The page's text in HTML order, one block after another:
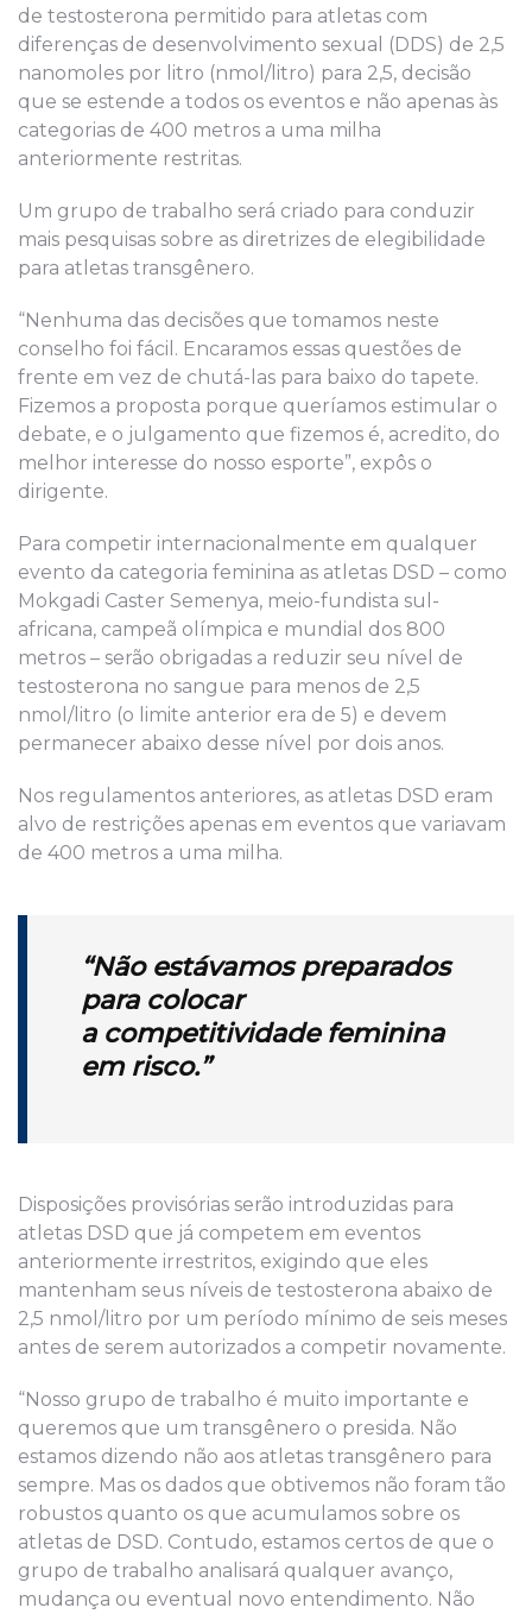
de testosterona permitido para atletas com
diferenças de desenvolvimento sexual (DDS) de 2,5
nanomoles por litro (nmol/litro) para 2,5, decisão
que se estende a todos os eventos e não apenas às
categorias de 400 metros a uma milha
anteriormente restritas.
Um grupo de trabalho será criado para conduzir
mais pesquisas sobre as diretrizes de elegibilidade
para atletas transgênero.
“Nenhuma das decisões que tomamos neste
conselho foi fácil. Encaramos essas questões de
frente em vez de chutá-las para baixo do tapete.
Fizemos a proposta porque queríamos estimular o
debate, e o julgamento que fizemos é, acredito, do
melhor interesse do nosso esporte”, expôs o
dirigente.
Para competir internacionalmente em qualquer
evento da categoria feminina as atletas DSD – como
Mokgadi Caster Semenya, meio-fundista sul-
africana, campeã olímpica e mundial dos 800
metros – serão obrigadas a reduzir seu nível de
testosterona no sangue para menos de 2,5
nmol/litro (o limite anterior era de 5) e devem
permanecer abaixo desse nível por dois anos.
Nos regulamentos anteriores, as atletas DSD eram
alvo de restrições apenas em eventos que variavam
de 400 metros a uma milha.
“Não estávamos preparados
para colocar
acompetitividade feminina
em risco.”
Disposições provisórias serão introduzidas para
atletas DSD que já competem em eventos
anteriormente irrestritos, exigindo que eles
mantenham seus níveis de testosterona abaixo de
2,5 nmol/litro por um período mínimo de seis meses
antes de serem autorizados a competir novamente.
“Nosso grupo de trabalho é muito importante e
queremos que um transgênero o presida. Não
estamos dizendo não aos atletas transgênero para
sempre. Mas os dados que obtivemos não foram tão
robustos quanto os que acumulamos sobre os
atletas de DSD. Contudo, estamos certos de que o
grupo de trabalho analisará qualquer avanço,
mudança ou eventual novo entendimento. Não